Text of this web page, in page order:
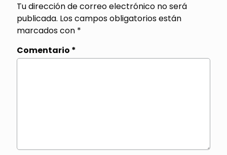
Tu dirección de correo electrónico no será
publicada. Los campos obligatorios están
marcados con *
Comentario *